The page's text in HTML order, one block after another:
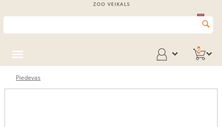
ZOO VEIKALS
0
Piedevas